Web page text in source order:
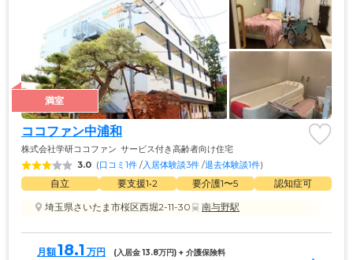
満室
ココファン中浦和
株式会社学研ココファン サービス付き高齢者向け住宅
3.0 (口コミ1件 /入居体験談3件 /退去体験談1件)
自立 要支援1•2 要介護1〜5
認知症可
埼玉県さいたま市桜区西堀2-11-30
南与野駅
月額18.1 万円 (入居金 13.8万円) + 介護保険料